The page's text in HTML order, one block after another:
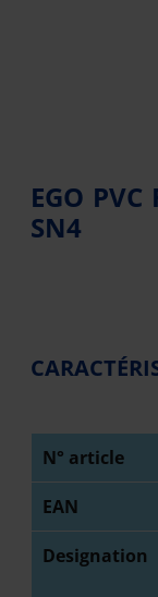
EGO
SN4
N° article
EAN
Designation